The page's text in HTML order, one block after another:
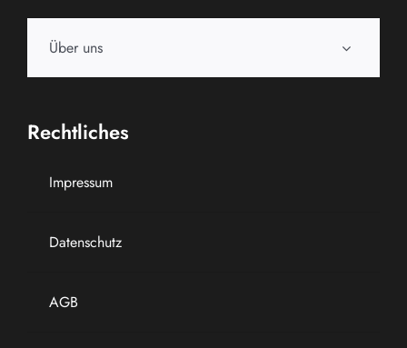
Über uns
Rechtliches
Impressum
Datenschutz
AGB